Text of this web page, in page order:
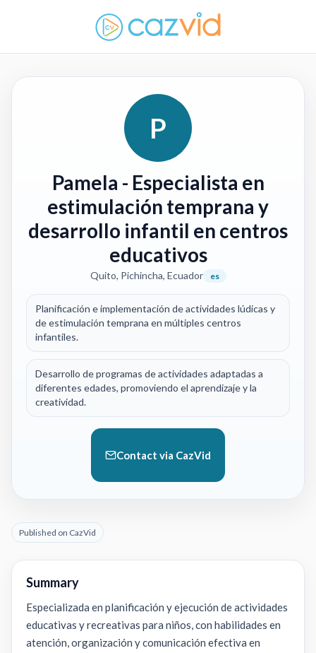
P
Pamela - Especialista en
estimulación temprana y
desarrollo infantil en centros
educativos
Quito, Pichincha, Ecuador es
Planificación e implementación de actividades lúdicas y
de estimulación temprana en múltiples centros
infantiles.
Desarrollo de programas de actividades adaptadas a
diferentes edades, promoviendo el aprendizaje y la
creatividad.
Contact via CazVid
Published on CazVid
Summary
Especializada en planificación y ejecución de actividades
educativas y recreativas para niños, con habilidades en
atención, organización y comunicación efectiva en